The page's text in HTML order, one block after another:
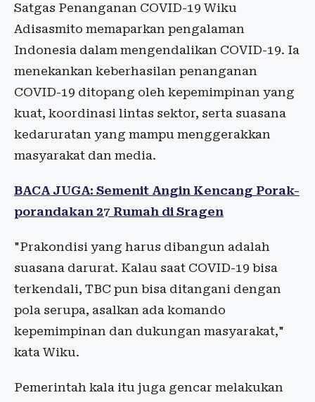
Satgas Penanganan COVID-19 Wiku
Adisasmito memaparkan pengalaman
Indonesia dalam mengendalikan COVID-19. Ia
menekankan keberhasilan penanganan
COVID-19 ditopang oleh kepemimpinan yang
kuat, koordinasi lintas sektor, serta suasana
kedaruratan yang mampu menggerakkan
masyarakat dan media.
BACA JUGA: Semenit Angin Kencang Porak-
porandakan 27 Rumah di Sragen
"Prakondisi yang harus dibangun adalah
suasana darurat. Kalau saat COVID-19 bisa
terkendali, TBC pun bisa ditangani dengan
pola serupa, asalkan ada komando
kepemimpinan dan dukungan masyarakat,"
kata Wiku.
Pemerintah kala itu juga gencar melakukan